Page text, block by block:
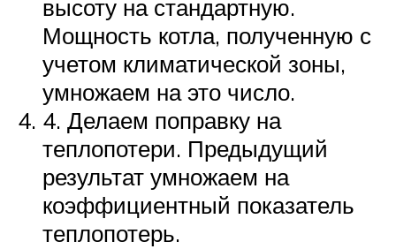
высоту на стандартную.
Мощность котла, полученную с
учетом климатической зоны,
умножаем на это число.
4. Делаем поправку на
теплопотери. Предыдущий
результат умножаем на
коэффициентный показатель
теплопотерь.